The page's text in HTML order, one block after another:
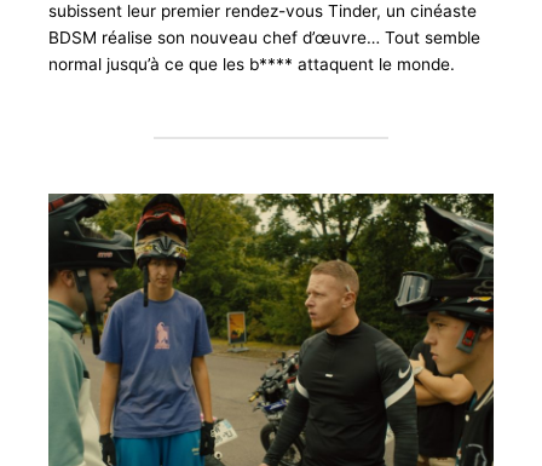
subissent leur premier rendez-vous Tinder, un cinéaste
BDSM réalise son nouveau chef d’œuvre… Tout semble
normal jusqu’à ce que les b**** attaquent le monde.